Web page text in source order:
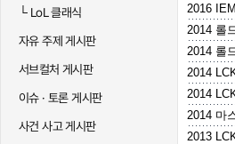
└LoL 클래식
자유 주제 게시판
서브컬처 게시판
이슈 · 토론 게시판
사건 사고 게시판
2016
2014 롤
2014 롤
2014
2014
2014 마
2013